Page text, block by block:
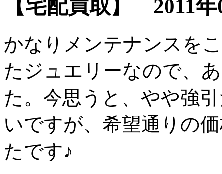
【宅配買取】 2011
かなりメンテナンスを
たジュエリーなので、
た。今思うと、やや強
いですが、希望通りの
たです♪